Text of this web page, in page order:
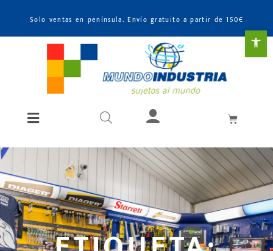
Solo ventas en península. Envío gratuito a partir de 150€